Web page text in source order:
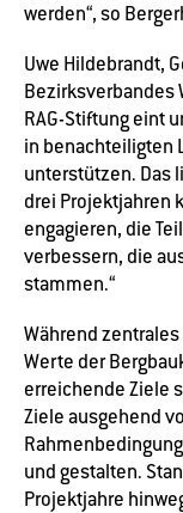
werden“, so
Uwe Hildebrandt,
Bezirksverbandes
RAG-Stiftung eint
in benachteiligten
unterstützen. Das
drei Projektjahren
engagieren, die
verbessern, die
stammen.“
Während
Werte der
erreichende Ziele
Ziele ausgehend
und gestalten.
Projektjahre